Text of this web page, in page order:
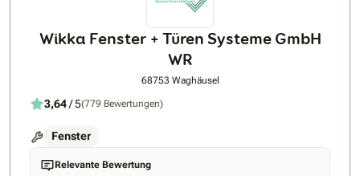
Wikka Fenster + Türen Systeme GmbH
WR
68753 Waghäusel
3,64/ 5(779 Bewertungen)
Fenster
Relevante Bewertung